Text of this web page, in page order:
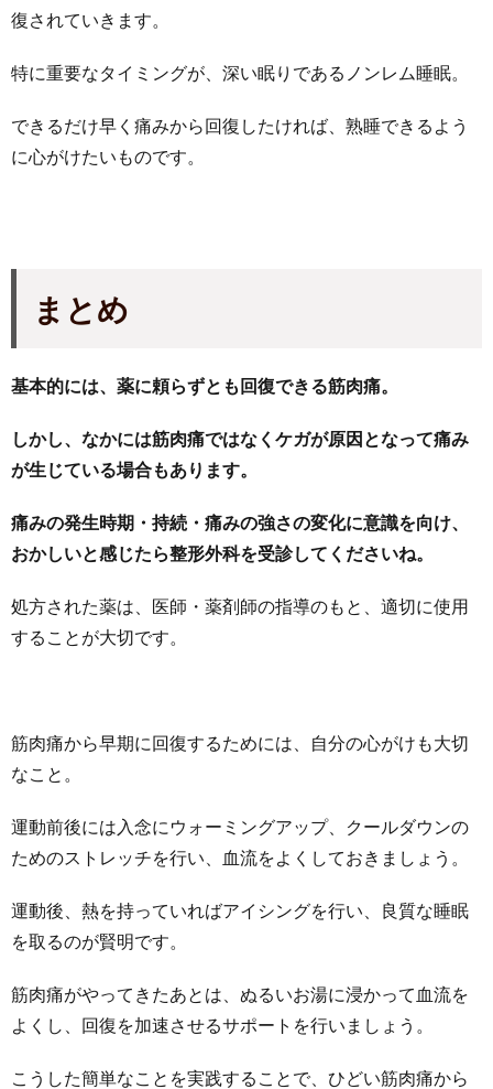
復されていきます。
特に重要なタイミングが、深い眠りであるノンレム睡眠。
できるだけ早く痛みから回復したければ、熟睡できるよう
に心がけたいものです。
まとめ
基本的には、薬に頼らずとも回復できる筋肉痛。
しかし、なかには筋肉痛ではなくケガが原因となって痛み
が生じている場合もあります。
痛みの発生時期・持続・痛みの強さの変化に意識を向け、
おかしいと感じたら整形外科を受診してくださいね。
処方された薬は、医師・薬剤師の指導のもと、適切に使用
することが大切です。
筋肉痛から早期に回復するためには、自分の心がけも大切
なこと。
運動前後には入念にウォーミングアップ、クールダウンの
ためのストレッチを行い、血流をよくしておきましょう。
運動後、熱を持っていればアイシングを行い、良質な睡眠
を取るのが賢明です。
筋肉痛がやってきたあとは、ぬるいお湯に浸かって血流を
よくし、回復を加速させるサポートを行いましょう。
こうした簡単なことを実践することで、ひどい筋肉痛から